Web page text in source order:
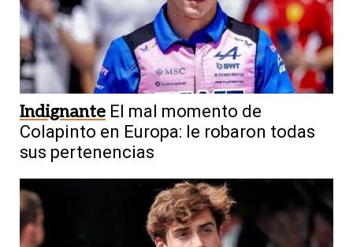
Indignante El mal momento de
Colapinto en Europa: le robaron todas
sus pertenencias